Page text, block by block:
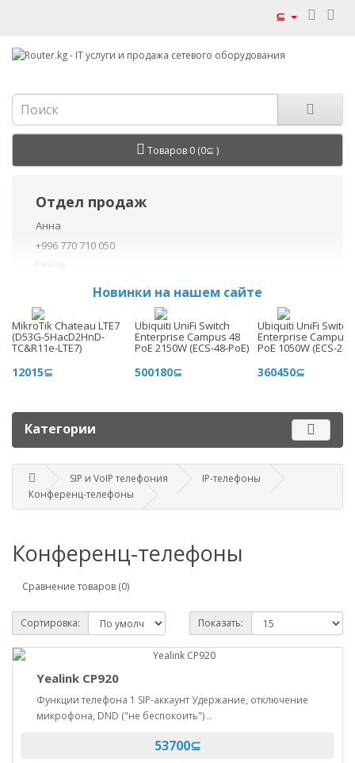
⊆
Товаров 0 (0⊆ )
Наш адрес
г. Бишкек, ул. Матросова, 47
Посмотреть адрес в 2GIS mail@router.kg
Отдел продаж
Анна
+996 770 710 050
Елена
+996 770 710 040
+996 755 710 050
Данил
+996 775 710 060
Новинки на нашем сайте
MikroTik Chateau LTE7
(D53G-5HacD2HnD-
TC&R11e-LTE7)
12015⊆
Ubiquiti UniFi Switch
Enterprise Campus 48
PoE 2150W (ECS-48-PoE)
500180⊆
Ubiquiti UniFi Switch
Enterprise Campus
PoE 1050W (ECS-24-
360450⊆
Категории
SIP и VoIP телефония
IP-телефоны
Конференц-телефоны
Конференц-телефоны
Сравнение товаров (0)
Сортировка: Показать:
Yealink CP920
Функции телефона 1 SIP-аккаунт Удержание, отключение
микрофона, DND ("не беспокоить") ..
53700⊆